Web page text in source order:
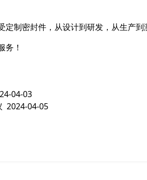
定制密封件，从设计到研发，从生产
务！
04-03
2024-04-05